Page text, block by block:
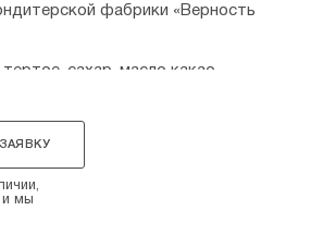
фабрики «Верность
сахар, масло какао,
(апельсиновая кожура,
лимонная кислота), миндаль
«Апельсиновое масло»,
— соевый лецитин, соль.
сухого остатка какао не
и мы